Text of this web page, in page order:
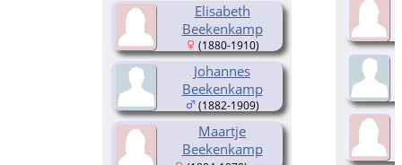
Elisabeth
Beekenkamp
(1880-1910)
Johannes
Beekenkamp
(1882-1909)
Maartje
Beekenkamp